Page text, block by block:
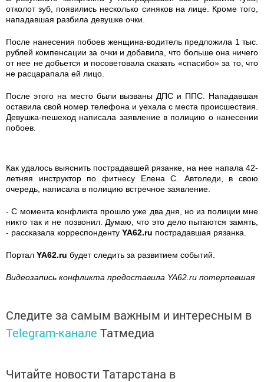
отколот зуб, появились несколько синяков на лице. Кроме того,
нападавшая разбила девушке очки.
После нанесения побоев женщина-водитель предложила 1 тыс.
рублей компенсации за очки и добавила, что больше она ничего
от нее не добьется и посоветовала сказать «спасибо» за то, что
не расцарапала ей лицо.
После этого на место были вызваны ДПС и ППС. Нападавшая
оставила свой номер телефона и уехала с места происшествия.
Девушка-пешеход написала заявление в полицию о нанесении
побоев.
Как удалось выяснить пострадавшей рязанке, на нее напала 42-
летняя инструктор по фитнесу Елена С. Автоледи, в свою
очередь, написала в полицию встречное заявление.
- С момента конфликта прошло уже два дня, но из полиции мне
никто так и не позвонил. Думаю, что это дело пытаются замять,
- рассказала корреспонденту YA62.ru пострадавшая рязанка.
Портал YA62.ru будет следить за развитием событий.
Видеозапись конфликта предоставила YA62.ru потерпевшая
Следите за самым важным и интересным в
Telegram-канале Татмедиа
Читайте новости Татарстана в